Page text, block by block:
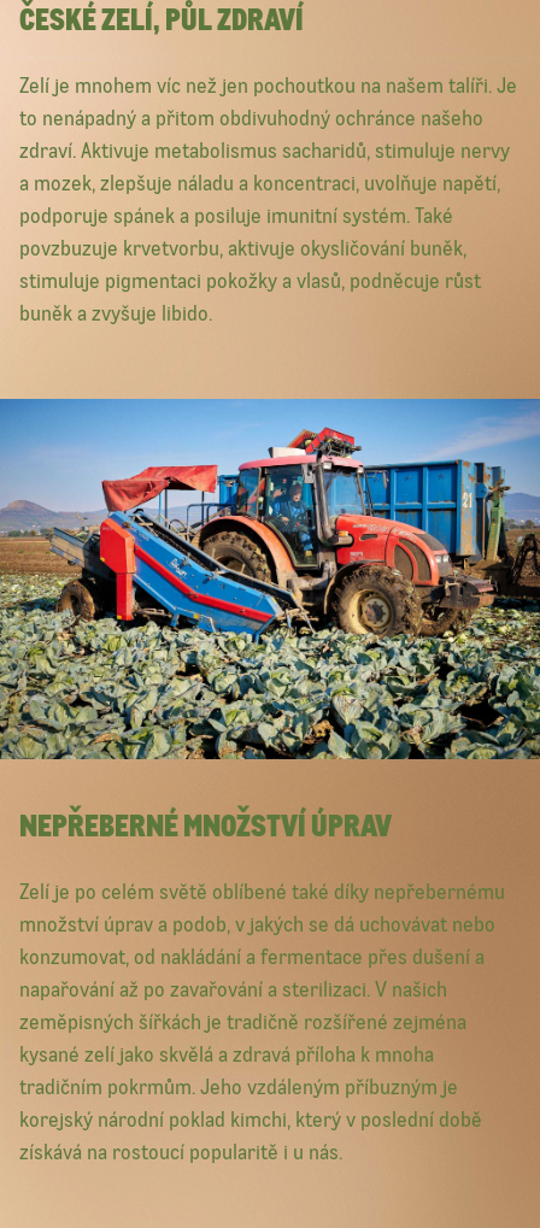
ČESKÉ ZELÍ, PŮL ZDRAVÍ
Zelí je mnohem víc než jen pochoutkou na našem talíři. Je
to nenápadný a přitom obdivuhodný ochránce našeho
zdraví. Aktivuje metabolismus sacharidů, stimuluje nervy
a mozek, zlepšuje náladu a koncentraci, uvolňuje napětí,
podporuje spánek a posiluje imunitní systém. Také
povzbuzuje krvetvorbu, aktivuje okysličování buněk,
stimuluje pigmentaci pokožky a vlasů, podněcuje růst
buněk a zvyšuje libido.
NEPŘEBERNÉ MNOŽSTVÍ ÚPRAV
Zelí je po celém světě oblíbené také díky nepřebernému
množství úprav a podob, v jakých se dá uchovávat nebo
konzumovat, od nakládání a fermentace přes dušení a
napařování až po zavařování a sterilizaci. V našich
zeměpisných šířkách je tradičně rozšířené zejména
kysané zelí jako skvělá a zdravá příloha k mnoha
tradičním pokrmům. Jeho vzdáleným příbuzným je
korejský národní poklad kimchi, který v poslední době
získává na rostoucí popularitě i u nás.